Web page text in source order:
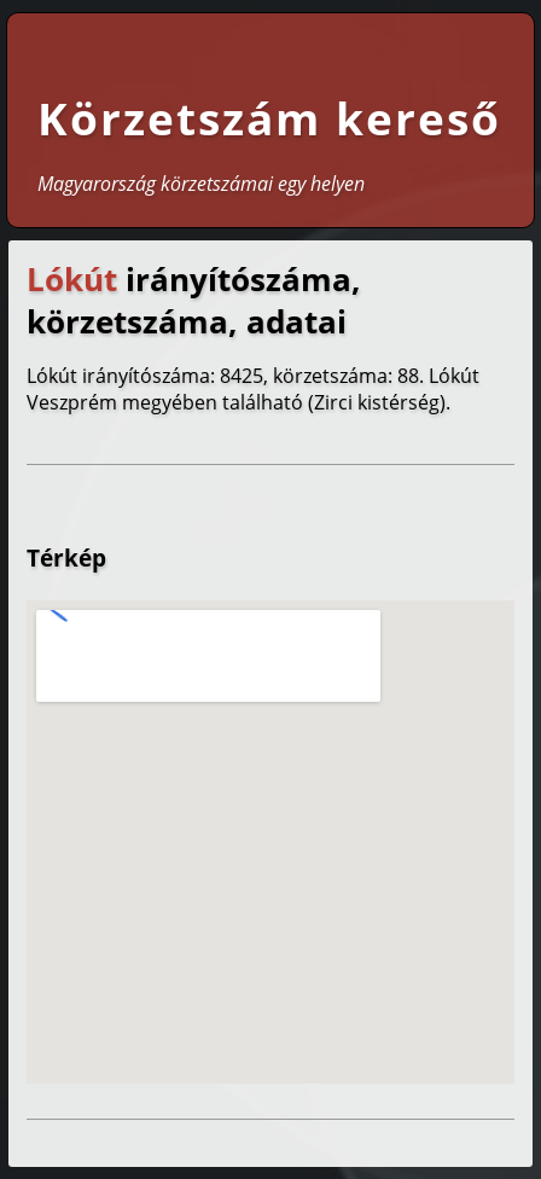
Körzetszám kereső
Magyarország körzetszámai egy helyen
Lókút irányítószáma,
körzetszáma, adatai
Lókút irányítószáma: 8425, körzetszáma: 88. Lókút
Veszprém megyében található (Zirci kistérség).
Térkép